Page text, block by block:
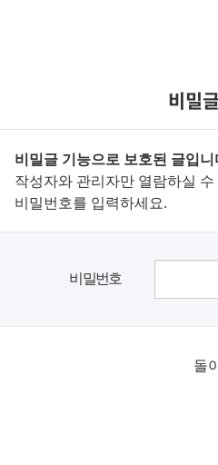
비밀
비밀글 기능으로 보호된 글입니
작성자와 관리자만 열람하실
비밀번호를 입력하세요.
비밀번호
돌